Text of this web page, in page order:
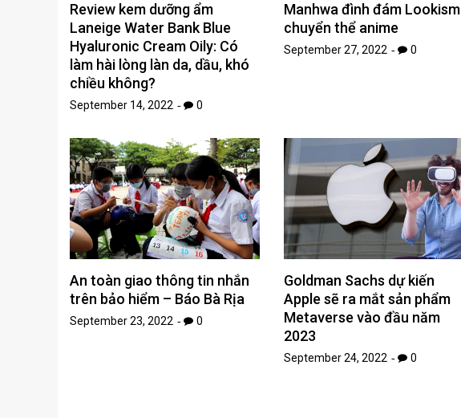
Review kem dưỡng ẩm
Laneige Water Bank Blue
Hyaluronic Cream Oily: Có
làm hài lòng làn da, dầu, khó
chiều không?
September 14, 2022 0
Manhwa đình đám Lookism
chuyển thể anime
September 27, 2022 0
An toàn giao thông tin nhắn
trên bảo hiểm – Báo Bà Rịa
September 23, 2022 0
Goldman Sachs dự kiến ​​
Apple sẽ ra mắt sản phẩm
Metaverse vào đầu năm
2023
September 24, 2022 0